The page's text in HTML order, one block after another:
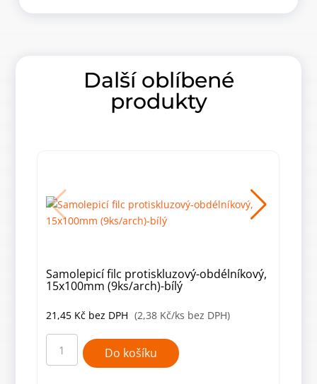
Další oblíbené
produkty
Samolepicí filc protiskluzový-obdélníkový,
15x100mm (9ks/arch)-bílý
21,45 Kč bez DPH (2,38 Kč/ks bez DPH)
Samolepicí
protiskluzový-
obdélníkový,
Do košíku